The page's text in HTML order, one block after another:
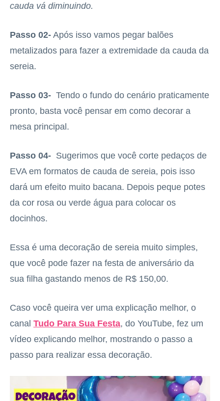
cauda vá diminuindo.
Passo 02- Após isso vamos pegar balões
metalizados para fazer a extremidade da cauda da
sereia.
Passo 03- Tendo o fundo do cenário praticamente
pronto, basta você pensar em como decorar a
mesa principal.
Passo 04- Sugerimos que você corte pedaços de
EVA em formatos de cauda de sereia, pois isso
dará um efeito muito bacana. Depois peque potes
da cor rosa ou verde água para colocar os
docinhos.
Essa é uma decoração de sereia muito simples,
que você pode fazer na festa de aniversário da
sua filha gastando menos de R$ 150,00.
Caso você queira ver uma explicação melhor, o
canal Tudo Para Sua Festa, do YouTube, fez um
vídeo explicando melhor, mostrando o passo a
passo para realizar essa decoração.